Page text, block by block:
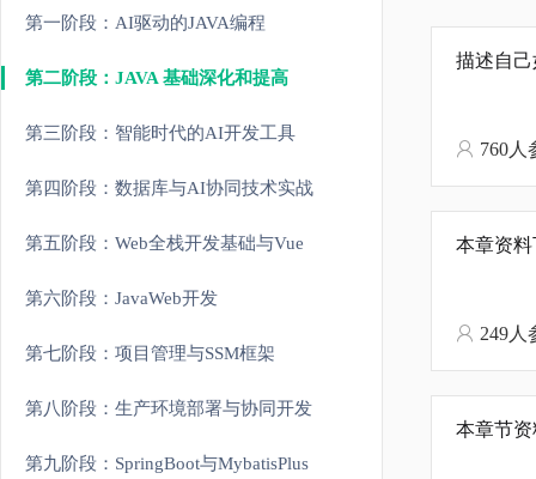
第一阶段：AI驱动的JAVA编程
第二阶段：JAVA 基础深化和提高
第三阶段：智能时代的AI开发工具
第四阶段：数据库与AI协同技术实战
第五阶段：Web全栈开发基础与Vue
第六阶段：JavaWeb开发
第七阶段：项目管理与SSM框架
第八阶段：生产环境部署与协同开发
第九阶段：SpringBoot与MybatisPlus
描述自
760人
本章资
249人
本章节